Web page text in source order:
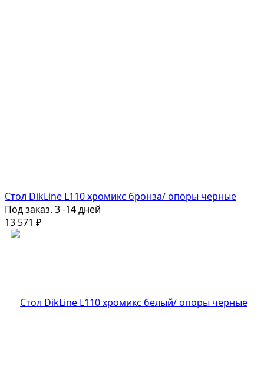
Стол DikLine L110 хромикс бронза/ опоры черные
Под заказ. 3 -14 дней
13 571 ₽